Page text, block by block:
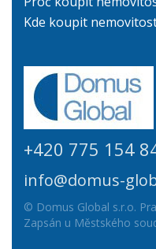
Kde koupit
+420 775 154
info@domus-
© Domus Global s.r.o.
Zapsán u Městského